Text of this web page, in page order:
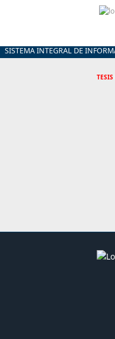
SISTEMA INTEGRAL DE